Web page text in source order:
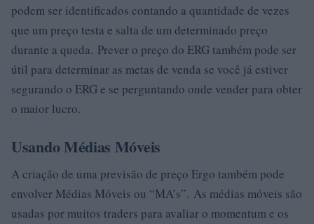
podem ser identificados contando a quantidade de vezes
que um preço testa e salta de um determinado preço
durante a queda. Prever o preço do ERG também pode ser
útil para determinar as metas de venda se você já estiver
segurando o ERG e se perguntando onde vender para obter
o maior lucro.
Usando Médias Móveis
A criação de uma previsão de preço Ergo também pode
envolver Médias Móveis ou “MA’s”. As médias móveis são
usadas por muitos traders para avaliar o momentum e os